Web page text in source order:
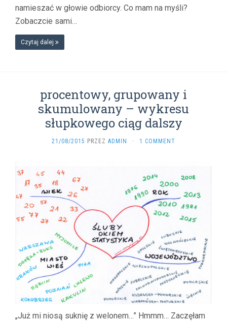
namieszać w głowie odbiorcy. Co mam na myśli?
Zobaczcie sami…
Czytaj dalej
procentowy, grupowany i
skumulowany – wykresu
słupkowego ciąg dalszy
21/08/2015 PRZEZ ADMIN · 1 COMMENT
„Już mi niosą suknię z welonem…” Hmmm… Zaczęłam